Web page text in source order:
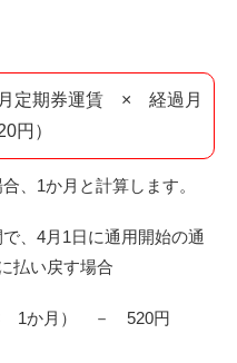
定期券運賃 × 経過月
円）
、1か月と計算します。
、4月1日に通用開始の通
払い戻す場合
1か月） － 520円